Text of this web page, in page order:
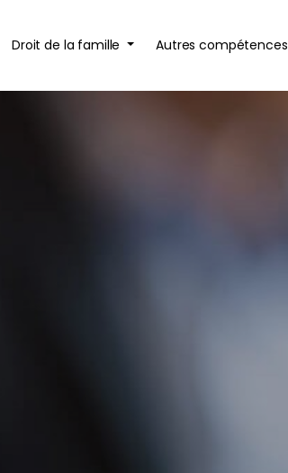
Droit de la famille Autres compétences